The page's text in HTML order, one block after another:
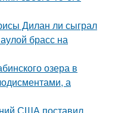
Дилан ли сыграл
брасс на
озера в
а